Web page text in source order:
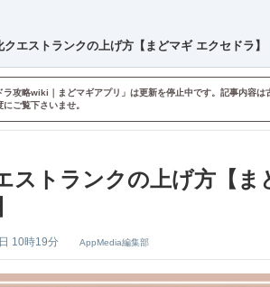
クエストランクの上げ方【まどマギ エクセドラ】
ラ攻略wiki｜まどマギアプリ」は更新を停止中です。記事内容は
ご覧下さいませ。
ストランクの上げ方【ま
10時19分 AppMedia編集部